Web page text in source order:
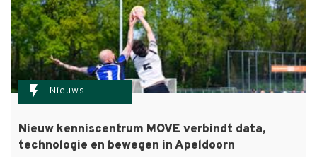
flash_on Nieuws
Nieuw kenniscentrum MOVE verbindt data,
technologie en bewegen in Apeldoorn